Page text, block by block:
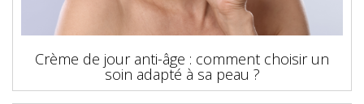
Crème de jour anti-âge : comment choisir un
soin adapté à sa peau ?